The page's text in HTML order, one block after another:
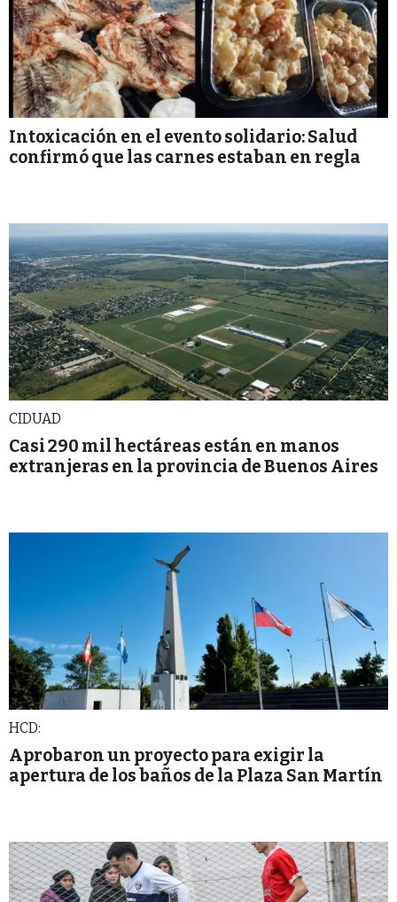
Intoxicación en el evento solidario: Salud
confirmó que las carnes estaban en regla
CIDUAD
Casi 290 mil hectáreas están en manos
extranjeras en la provincia de Buenos Aires
HCD:
Aprobaron un proyecto para exigir la
apertura de los baños de la Plaza San Martín